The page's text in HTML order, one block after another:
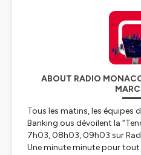
ABOUT RADIO
Tous les matins, les équipes
Banking ous dévoilent la
7h03, 08h03, 09h03 sur
Une minute minute pour